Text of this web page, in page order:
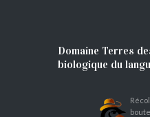
Domaine Terres
biologique du